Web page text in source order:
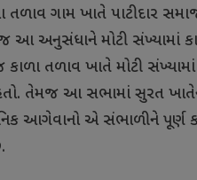
તળાવ ગામ ખાતે પાટીદાર
આ અનુસંધાને મોટી સંખ્યામાં
તળાવ ખાતે મોટી
હતો. તેમજ આ સભામાં સુરત
આગેવાનો એ સંભાળીને પૂર્ણ